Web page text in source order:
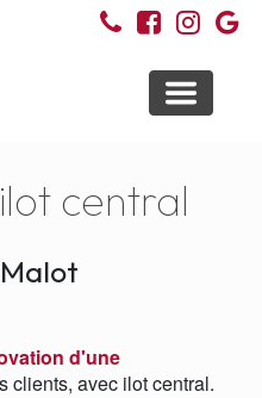
Toggle
central
d'une
clients, avec ilot central.